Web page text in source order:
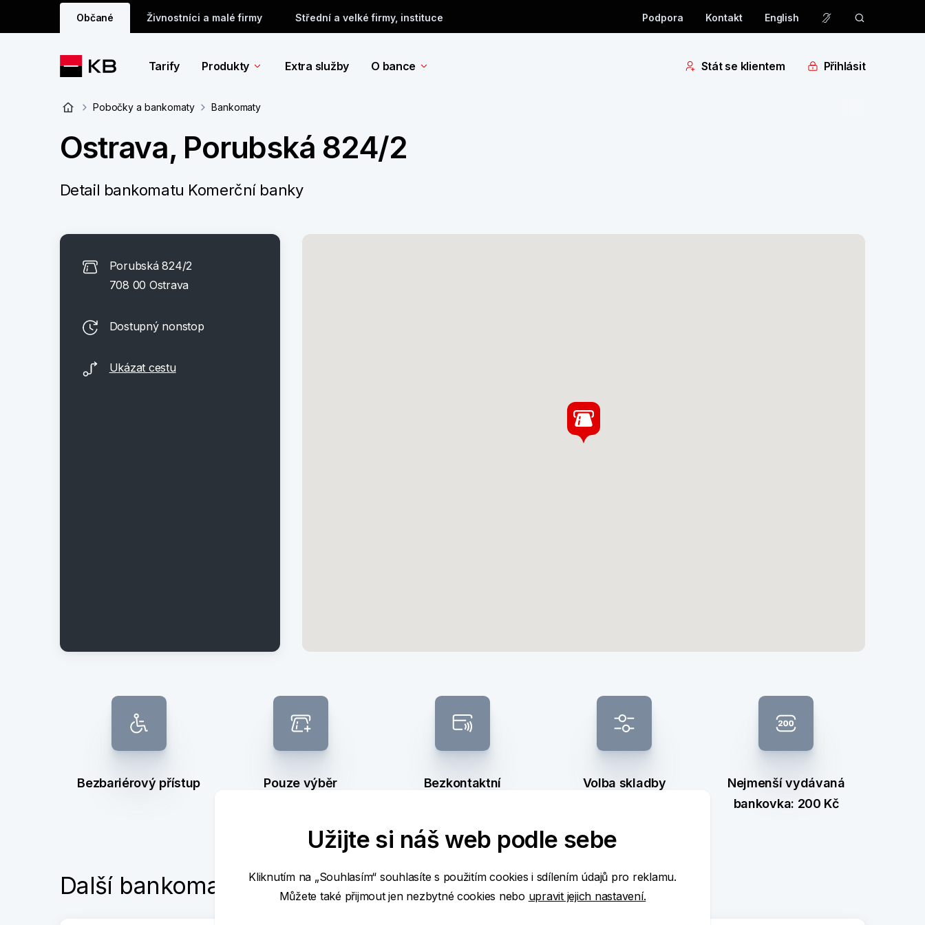
Občané Živnostníci a malé firmy Střední a velké firmy, instituce Podpora Kontakt English
Tarify Produkty Extra služby O bance Stát se klientem Přihlásit
Pobočky a bankomaty Bankomaty
Ostrava, Porubská 824/2
Detail bankomatu Komerční banky
Porubská 824/2
708 00 Ostrava
Dostupný nonstop
Ukázat cestu
Bezbariérový přístup Pouze výběr
Bezkontaktní
Volba skladby
Nejmenší vydávaná
bankovka: 200 Kč
Další bankomaty poblíž
Užijte si náš web podle sebe
Kliknutím na „Souhlasím“ souhlasíte s použitím cookies i sdílením údajů pro reklamu.
Můžete také přijmout jen nezbytné cookies nebo upravit jejich nastavení.